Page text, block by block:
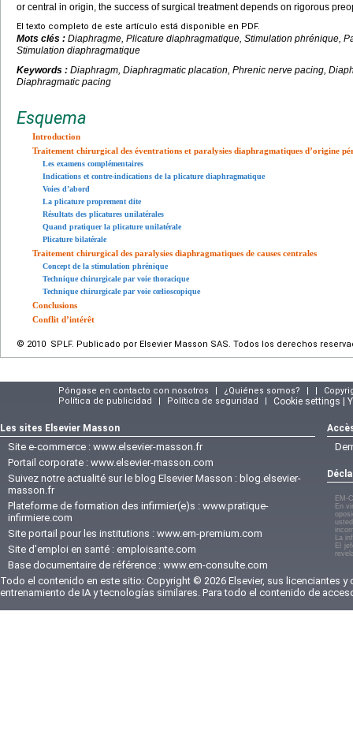
or central in origin, the success of surgical treatment depends on rigorous
El texto completo de este artículo está disponible en PDF.
Mots clés : Diaphragme, Plicature diaphragmatique, Stimulation phrénique,
Stimulation diaphragmatique
Keywords : Diaphragm, Diaphragmatic placation, Phrenic nerve pacing,
Diaphragmatic pacing
Esquema
Introduction
Traitement chirurgical des éventrations et paralysies diaphragmatiques d’origine
Les examens complémentaires
Indications et contre-indications de la plicature diaphragmatique
Voies d’abord
La plicature proprement dite
Résultats des plicatures unilatérales
Quand pratiquer la plicature unilatérale
Plicature bilatérale
Traitement chirurgical des paralysies diaphragmatiques de causes centrales
Concept de la stimulation phrénique
Technique chirurgicale par voie thoracique
Technique chirurgicale par voie cœlioscopique
Conclusions
Conflit d’intérêt
© 2010 SPLF. Publicado por Elsevier Masson SAS. Todos los derechos
Póngase en contacto con nosotros ¿Quiénes somos?
Política de publicidad
Política de seguridad Cookie settings |
Les sites Elsevier Masson
Site e-commerce : www.elsevier-masson.fr
Portail corporate : www.elsevier-masson.com
Suivez notre actualité sur le blog Elsevier Masson : blog.elsevier-
masson.fr
Plateforme de formation des infirmier(e)s : www.pratique-
infirmiere.com
Site portail pour les institutions : www.em-premium.com
Site d'emploi en santé : emploisante.com
Base documentaire de référence : www.em-consulte.com
EM-
En
La
El
Todo el contenido en este sitio: Copyright © 2026 Elsevier, sus licenciantes
entrenamiento de IA y tecnologías similares. Para todo el contenido de